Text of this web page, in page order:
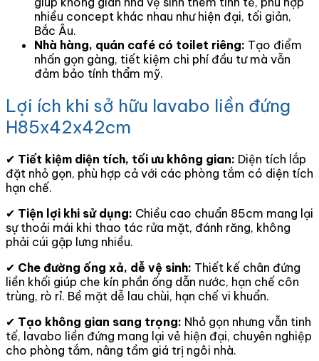
nhiều concept khác nhau như hiện đại, tối giản,
Bắc Âu.
Nhà hàng, quán café có toilet riêng: Tạo điểm
nhấn gọn gàng, tiết kiệm chi phí đầu tư mà vẫn
đảm bảo tính thẩm mỹ.
Lợi ích khi sở hữu lavabo liền đứng
H85x42x42cm
✔ Tiết kiệm diện tích, tối ưu không gian: Diện tích lắp
đặt nhỏ gọn, phù hợp cả với các phòng tắm có diện tích
hạn chế.
✔ Tiện lợi khi sử dụng: Chiều cao chuẩn 85cm mang lại
sự thoải mái khi thao tác rửa mặt, đánh răng, không
phải cúi gập lưng nhiều.
✔ Che đường ống xả, dễ vệ sinh: Thiết kế chân đứng
liền khối giúp che kín phần ống dẫn nước, hạn chế côn
trùng, rò rỉ. Bề mặt dễ lau chùi, hạn chế vi khuẩn.
✔ Tạo không gian sang trọng: Nhỏ gọn nhưng vẫn tinh
tế, lavabo liền đứng mang lại vẻ hiện đại, chuyên nghiệp
cho phòng tắm, nâng tầm giá trị ngôi nhà.